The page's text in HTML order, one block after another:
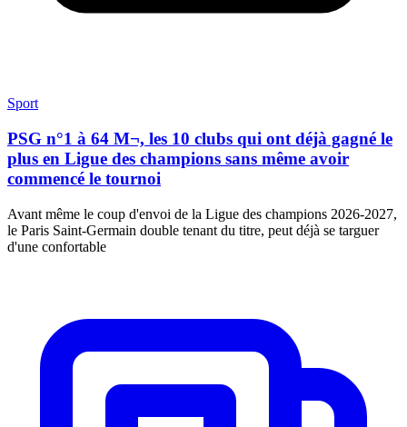
Sport
PSG n°1 à 64 M¬, les 10 clubs qui ont déjà gagné le
plus en Ligue des champions sans même avoir
commencé le tournoi
Avant même le coup d'envoi de la Ligue des champions 2026-2027,
le Paris Saint-Germain double tenant du titre, peut déjà se targuer
d'une confortable